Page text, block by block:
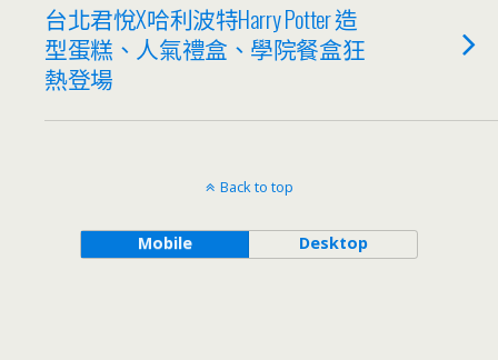
台北君悅X哈利波特Harry Potter 造
型蛋糕、人氣禮盒、學院餐盒狂
熱登場
Back to top
Mobile Desktop